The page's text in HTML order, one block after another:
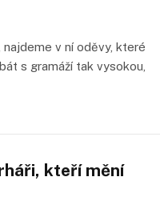
v ní oděvy, které
s gramáží tak vysokou,
kteří mění